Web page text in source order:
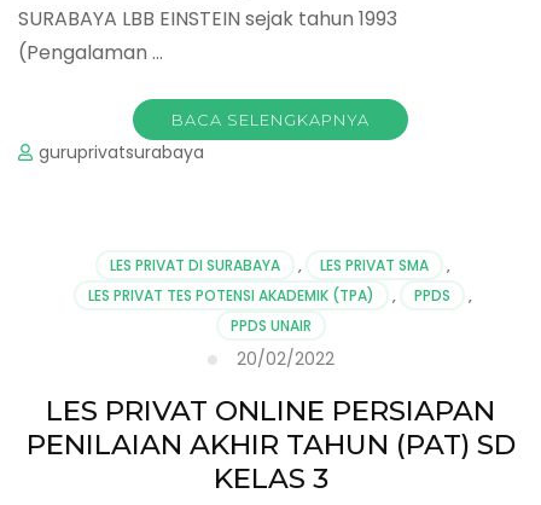
SURABAYA LBB EINSTEIN sejak tahun 1993
(Pengalaman …
BACA SELENGKAPNYA
guruprivatsurabaya
LES PRIVAT DI SURABAYA , LES PRIVAT SMA
,
LES PRIVAT TES POTENSI AKADEMIK (TPA)
, PPDS
,
PPDS UNAIR
20/02/2022
LES PRIVAT ONLINE PERSIAPAN
PENILAIAN AKHIR TAHUN (PAT) SD
KELAS 3